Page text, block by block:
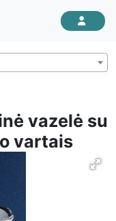
vazelė su
vartais